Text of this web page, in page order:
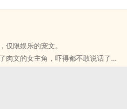
仅限娱乐的宠文。
肉‎‍‎文‍‌的女主角，吓得都不敢说话了。